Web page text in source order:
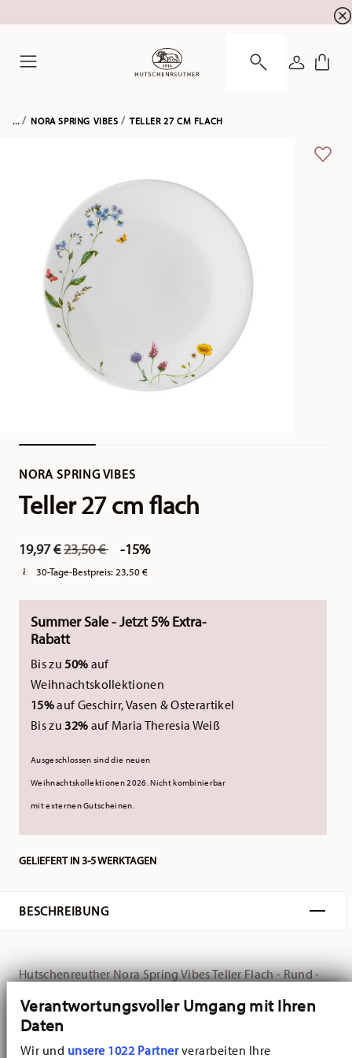
Verantwortungsvoller Umgang mit Ihren
Daten
Wir und unsere 1022 Partnerverarbeiten Ihre
Summer SALE! Sichern Sie sich 5% EXTRA-
... NORA SPRING VIBES TELLER 27 CM FLACH
NORA SPRING VIBES
Teller 27 cm flach
19,97 €Price reduced from
23,50 €to -15%
30-Tage-Bestpreis: 23,50 €
Summer Sale - Jetzt 5% Extra-
Rabatt
Bis zu 50% auf
Weihnachtskollektionen
15%auf Geschirr, Vasen & Osterartikel
Bis zu32% auf Maria Theresia Weiß
Ausgeschlossen sind die neuen
Weihnachtskollektionen 2026.Nicht kombinierbar
mit externen Gutscheinen.
GELIEFERT IN 3-5 WERKTAGEN
ADD
BESCHREIBUNG
Hutschenreuther Nora Spring Vibes Teller Flach - Rund -
Ø 28,0 cm - h 2,4 cm, Bone China Multicolor